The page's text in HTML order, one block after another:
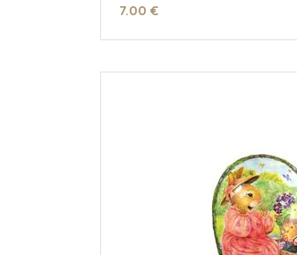
7.00 €